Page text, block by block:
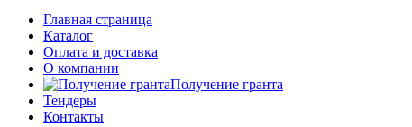
Главная страница
Каталог
Оплата и доставка
О компании
Получение гранта
Тендеры
Контакты